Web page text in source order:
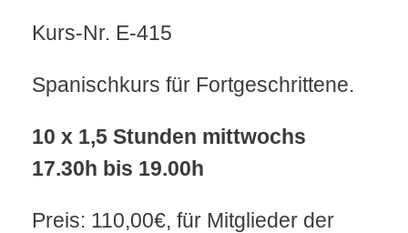
Kurs-Nr. E-415
Spanischkurs für Fortgeschrittene.
10 x 1,5 Stunden mittwochs
17.30h bis 19.00h
Preis: 110,00€, für Mitglieder der